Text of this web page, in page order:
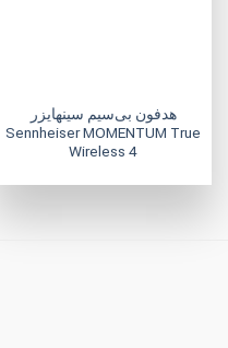
هدفون بی‌سیم سینهایزر
Sennheiser MOMENTUM True
Wireless 4